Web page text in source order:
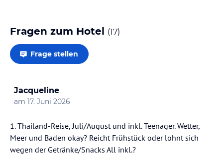
Fragen zum Hotel (17)
Frage stellen
Jacqueline
am 17. Juni 2026
1. Thailand-Reise, Juli/August und inkl. Teenager. Wetter,
Meer und Baden okay? Reicht Frühstück oder lohnt sich
wegen der Getränke/Snacks All inkl.?